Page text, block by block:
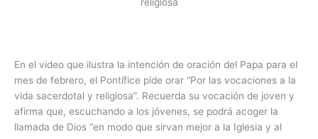
En el video que ilustra la intención de oración del Papa para el
mes de febrero, el Pontífice pide orar “Por las vocaciones a la
vida sacerdotal y religiosa”. Recuerda su vocación de joven y
afirma que, escuchando a los jóvenes, se podrá acoger la
llamada de Dios “en modo que sirvan mejor a la Iglesia y al